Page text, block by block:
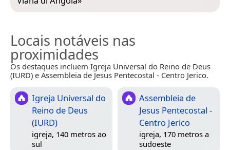
Locais notáveis nas
proximidades
Os destaques incluem Igreja Universal do Reino de Deus
(IURD) e Assembleia de Jesus Pentecostal - Centro Jerico.
Igreja Universal do
Reino de Deus
(IURD)
igreja, 140 metros ao
sul
Assembleia de
Jesus Pentecostal -
Centro Jerico
igreja, 170 metros a
sudoeste